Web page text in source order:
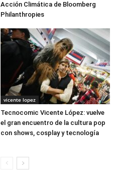
Acción Climática de Bloomberg
Philanthropies
vicente lopez
Tecnocomic Vicente López: vuelve
el gran encuentro de la cultura pop
con shows, cosplay y tecnología